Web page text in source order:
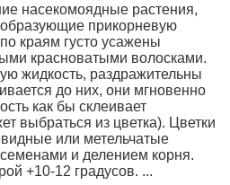
насекомоядные растения,
прикорневую
краям густо усажены
красноватыми волосками.
жидкость, раздражительны
до них, они мгновенно
как бы склеивает
выбраться из цветка). Цветки
или метельчатые
и делением корня.
+10-12 градусов. ...